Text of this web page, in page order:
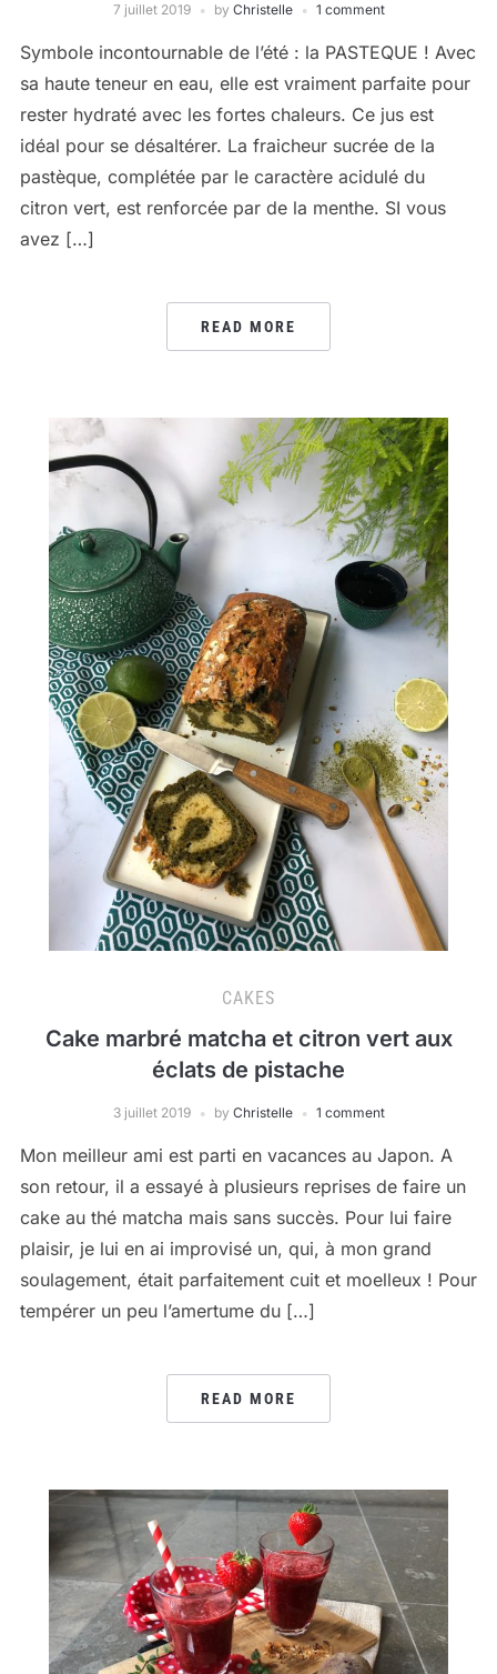
7 juillet 2019 by Christelle 1 comment
Symbole incontournable de l’été : la PASTEQUE ! Avec
sa haute teneur en eau, elle est vraiment parfaite pour
rester hydraté avec les fortes chaleurs. Ce jus est
idéal pour se désaltérer. La fraicheur sucrée de la
pastèque, complétée par le caractère acidulé du
citron vert, est renforcée par de la menthe. SI vous
avez […]
READ MORE
CAKES
Cake marbré matcha et citron vert aux
éclats de pistache
3 juillet 2019 by Christelle 1 comment
Mon meilleur ami est parti en vacances au Japon. A
son retour, il a essayé à plusieurs reprises de faire un
cake au thé matcha mais sans succès. Pour lui faire
plaisir, je lui en ai improvisé un, qui, à mon grand
soulagement, était parfaitement cuit et moelleux ! Pour
tempérer un peu l’amertume du […]
READ MORE